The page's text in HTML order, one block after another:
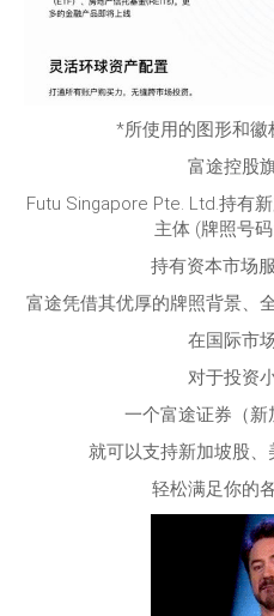
*所使用的图形和
富途控股
Futu Singapore Pte. Ltd.持有
主体 (牌照号
持有资本市场
富途凭借其优厚的牌照背景、
在国际市
对于投资
一个富途证券（
就可以支持新加坡股
轻松满足你的